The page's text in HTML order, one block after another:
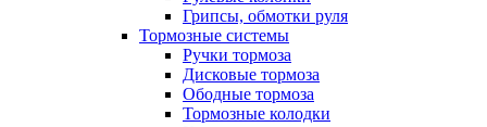
Грипсы, обмотки руля
Тормозные системы
Ручки тормоза
Дисковые тормоза
Ободные тормоза
Тормозные колодки